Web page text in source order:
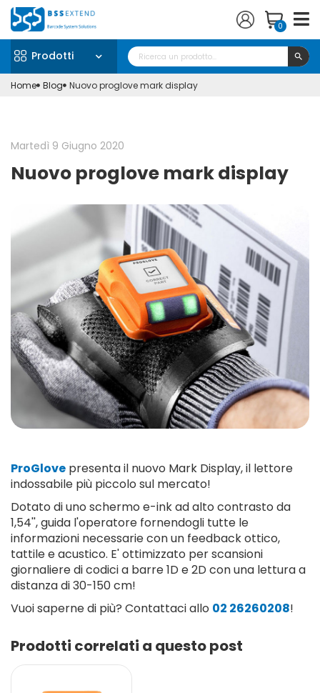
0
Prodotti search
Home Blog Nuovo proglove mark display
Martedì 9 Giugno 2020
Nuovo proglove mark display
ProGlove presenta il nuovo Mark Display, il lettore
indossabile più piccolo sul mercato!
Dotato di uno schermo e-ink ad alto contrasto da
1,54'', guida l'operatore fornendogli tutte le
informazioni necessarie con un feedback ottico,
tattile e acustico. E' ottimizzato per scansioni
giornaliere di codici a barre 1D e 2D con una lettura a
distanza di 30-150 cm!
Vuoi saperne di più? Contattaci allo 02 26260208!
Prodotti correlati a questo post